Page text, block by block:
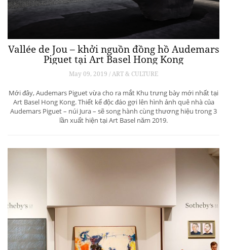
Vallée de Jou – khởi nguồn đồng hồ Audemars
Piguet tại Art Basel Hong Kong
May 09, 2019 / ART & CULTURE
Mới đây, Audemars Piguet vừa cho ra mắt Khu trưng bày mới nhất tại
Art Basel Hong Kong. Thiết kế độc đáo gợi lên hình ảnh quê nhà của
Audemars Piguet – núi Jura – sẽ song hành cùng thương hiệu trong 3
lần xuất hiện tại Art Basel năm 2019.